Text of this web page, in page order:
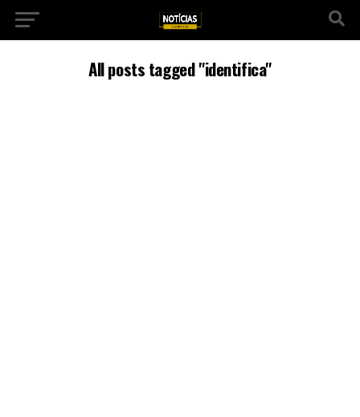
All posts tagged "identifica"